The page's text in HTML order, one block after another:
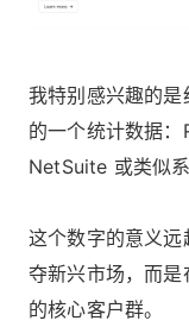
我特别感兴趣的
的一个统计数据
NetSuite 或类似系
这个数字的意义
夺新兴市场，而是
的核心客户群。